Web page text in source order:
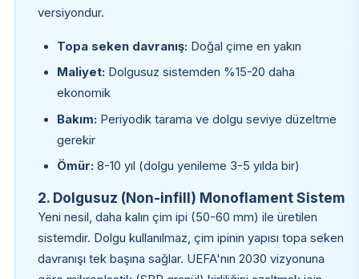
versiyondur.
Topa seken davranış: Doğal çime en yakın
Maliyet: Dolgusuz sistemden %15-20 daha
ekonomik
Bakım: Periyodik tarama ve dolgu seviye düzeltme
gerekir
Ömür: 8-10 yıl (dolgu yenileme 3-5 yılda bir)
2. Dolgusuz (Non-infill) Monoflament Sistem
Yeni nesil, daha kalın çim ipi (50-60 mm) ile üretilen
sistemdir. Dolgu kullanılmaz, çim ipinin yapısı topa seken
davranışı tek başına sağlar. UEFA'nın 2030 vizyonuna